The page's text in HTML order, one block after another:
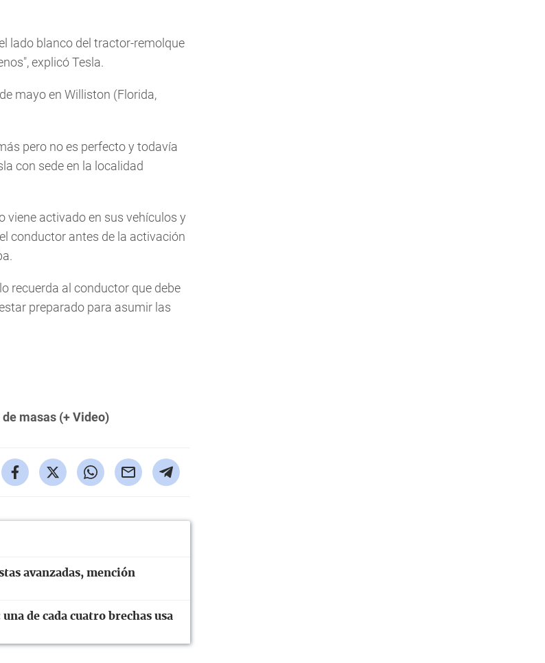
lado blanco del tractor-remolque
explicó Tesla.
mayo en Williston (Florida,
pero no es perfecto y todavía
con sede en la localidad
viene activado en sus vehículos y
conductor antes de la activación
recuerda al conductor que debe
preparado para asumir las
masas (+ Video)
avanzadas, mención
de cada cuatro brechas usa